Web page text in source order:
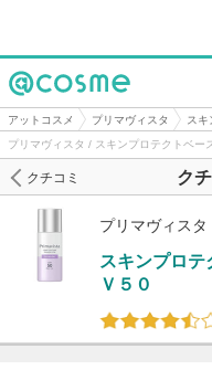
@cosme
アットコスメ プリマヴィスタ ス
プリマヴィスタ / スキンプロテクトベ
ク
クチコミ
プリマヴィスタ
スキンプロ
Ｖ５０